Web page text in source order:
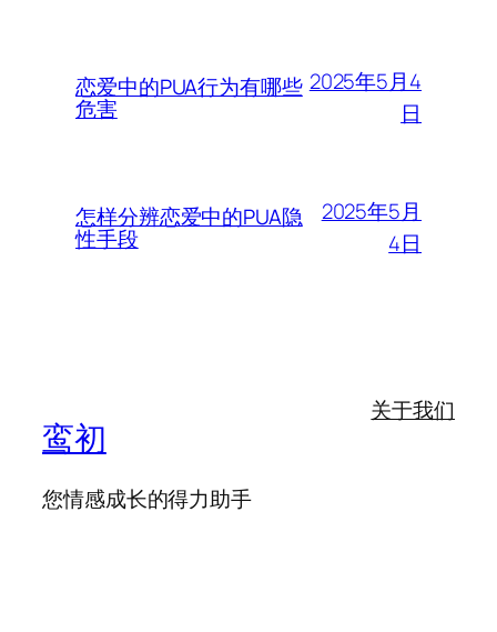
恋爱中的PUA行为有哪些
危害
2025年5月4
日
怎样分辨恋爱中的PUA隐
性手段
2025年5月
4日
鸾初
您情感成长的得力助手
关于我们